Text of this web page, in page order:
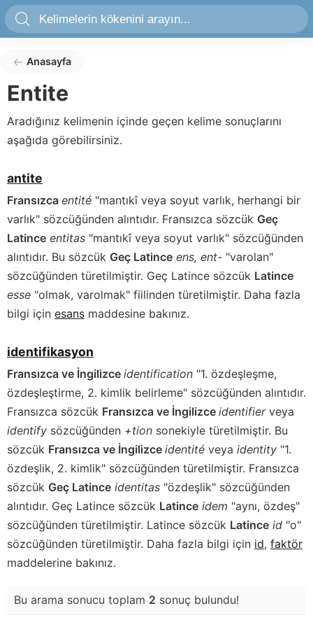
Anasayfa
Entite
Aradığınız kelimenin içinde geçen kelime sonuçlarını
aşağıda görebilirsiniz.
antite
Fransızca entité "mantıkî veya soyut varlık, herhangi bir
varlık" sözcüğünden alıntıdır. Fransızca sözcük Geç
Latince entitas "mantıkî veya soyut varlık" sözcüğünden
alıntıdır. Bu sözcük Geç Latince ens, ent- "varolan"
sözcüğünden türetilmiştir. Geç Latince sözcük Latince
esse "olmak, varolmak" fiilinden türetilmiştir. Daha fazla
bilgi için esans maddesine bakınız.
identifikasyon
Fransızca ve İngilizce identification "1. özdeşleşme,
özdeşleştirme, 2. kimlik belirleme" sözcüğünden alıntıdır.
Fransızca sözcük Fransızca ve İngilizce identifier veya
identify sözcüğünden +tion sonekiyle türetilmiştir. Bu
sözcük Fransızca ve İngilizce identité veya identity "1.
özdeşlik, 2. kimlik" sözcüğünden türetilmiştir. Fransızca
sözcük Geç Latince identitas "özdeşlik" sözcüğünden
alıntıdır. Geç Latince sözcük Latince idem "aynı, özdeş"
sözcüğünden türetilmiştir. Latince sözcük Latince id "o"
sözcüğünden türetilmiştir. Daha fazla bilgi için id, faktör
maddelerine bakınız.
Bu arama sonucu toplam 2 sonuç bulundu!